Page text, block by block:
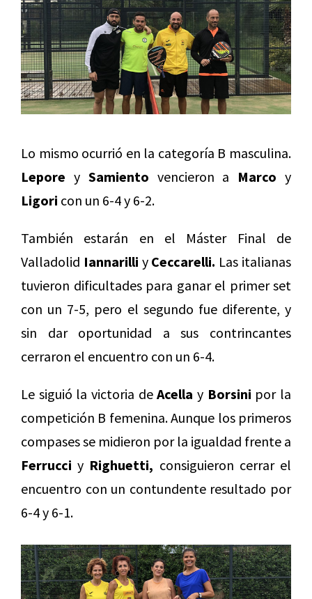
Lo mismo ocurrió en la categoría B masculina.
Lepore y Samiento vencieron a Marco y
Ligori con un 6-4 y 6-2.
También estarán en el Máster Final de
Valladolid Iannarilli y Ceccarelli. Las italianas
tuvieron dificultades para ganar el primer set
con un 7-5, pero el segundo fue diferente, y
sin dar oportunidad a sus contrincantes
cerraron el encuentro con un 6-4.
Le siguió la victoria deAcella y Borsini por la
competición B femenina. Aunque los primeros
compases se midieron por la igualdad frente a
Ferrucci y Righuetti, consiguieron cerrar el
encuentro con un contundente resultado por
6-4 y 6-1.